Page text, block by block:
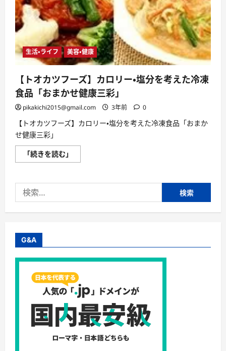
生活・ライフ 美容・健康
【トオカツフーズ】カロリー・塩分を考えた冷凍
食品「おまかせ健康三彩」
pikakichi2015@gmail.com 3年前 0
【トオカツフーズ】カロリー・塩分を考えた冷凍食品「おまか
せ健康三彩」
「続きを読む」
オ
フ
カ
を
え
冷
凍
食
品
「お
ま
か
せ
健
康
三
索:
G&A